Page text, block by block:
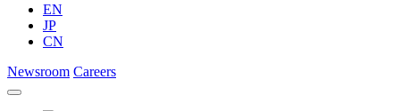
EN
JP
CN
Newsroom Careers